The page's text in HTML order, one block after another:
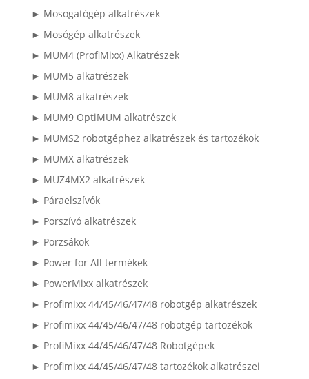
► Mosogatógép alkatrészek
► Mosógép alkatrészek
► MUM4 (ProfiMixx) Alkatrészek
► MUM5 alkatrészek
► MUM8 alkatrészek
► MUM9 OptiMUM alkatrészek
► MUMS2 robotgéphez alkatrészek és tartozékok
► MUMX alkatrészek
► MUZ4MX2 alkatrészek
► Páraelszívók
► Porszívó alkatrészek
► Porzsákok
► Power for All termékek
► PowerMixx alkatrészek
► Profimixx 44/45/46/47/48 robotgép alkatrészek
► Profimixx 44/45/46/47/48 robotgép tartozékok
► ProfiMixx 44/45/46/47/48 Robotgépek
► Profimixx 44/45/46/47/48 tartozékok alkatrészei